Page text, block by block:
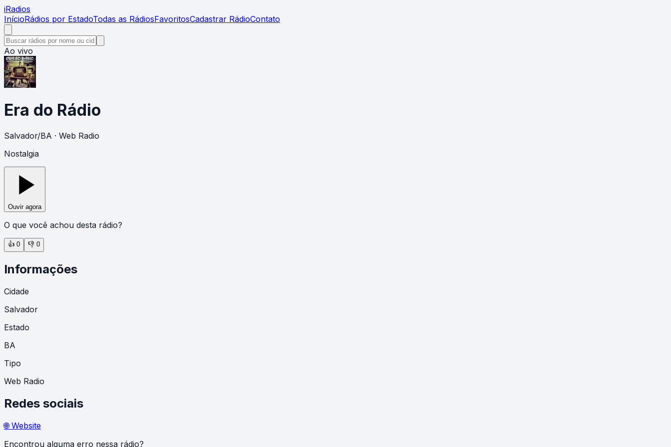
iRadios
InícioRádios por EstadoTodas as RádiosFavoritosCadastrar RádioContato
Ao vivo
Era do Rádio
Salvador/BA · Web Radio
Nostalgia
Ouvir agora
O que você achou desta rádio?
👍 0 👎 0
Informações
Cidade
Salvador
Estado
BA
Tipo
Web Radio
Redes sociais
🌐 Website
Encontrou alguma erro nessa rádio?